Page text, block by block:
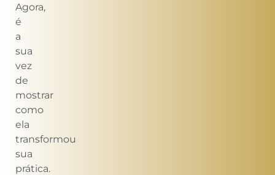
Agora,
é
a
sua
vez
de
mostrar
como
ela
transformou
sua
prática.